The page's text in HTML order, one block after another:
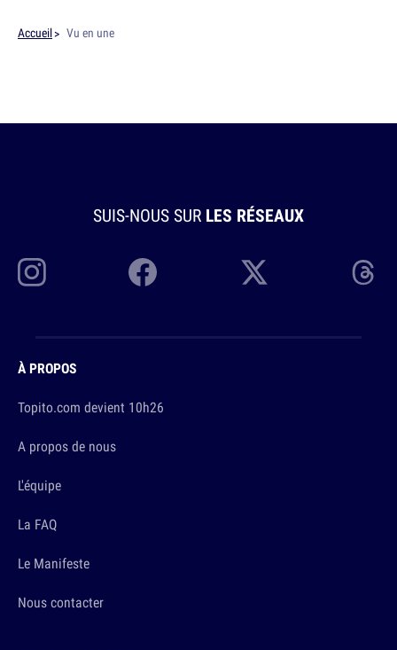
Accueil Vu en une
SUIS-NOUS SUR LES RÉSEAUX
À PROPOS
Topito.com devient 10h26
A propos de nous
L'équipe
La FAQ
Le Manifeste
Nous contacter